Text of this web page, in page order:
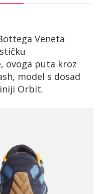
Veneta
ovoga puta kroz
model s dosad
Orbit.